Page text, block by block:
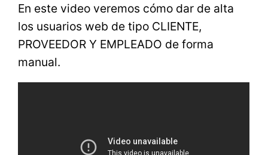
En este video veremos cómo dar de alta
los usuarios web de tipo CLIENTE,
PROVEEDOR Y EMPLEADO de forma
manual.